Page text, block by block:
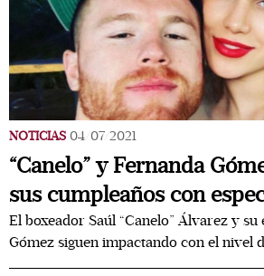
NOTICIAS 04/07/2021
“Canelo” y Fernanda
sus cumpleaños con
El boxeador Saúl “Canelo” Álvarez y su
Gómez siguen impactando con el nivel